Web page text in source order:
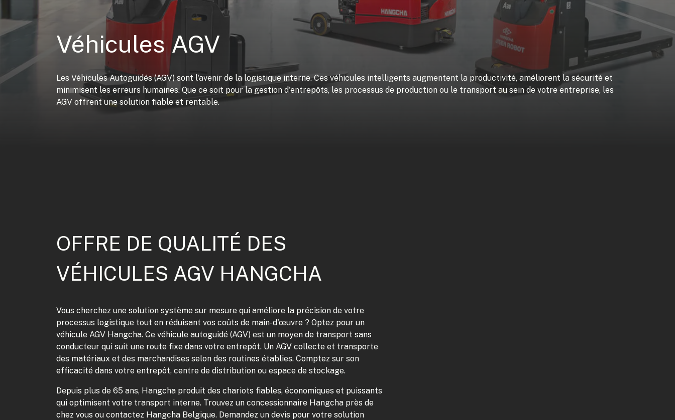
Véhicules AGV
Les Véhicules Autoguidés (AGV) sont l'avenir de la logistique interne. Ces véhicules intelligents augmentent la productivité, améliorent la sécurité et
minimisent les erreurs humaines. Que ce soit pour la gestion d'entrepôts, les processus de production ou le transport au sein de votre entreprise, les
AGV offrent une solution fiable et rentable.
OFFRE DE QUALITÉ DES
VÉHICULES AGV HANGCHA
Vous cherchez une solution système sur mesure qui améliore la précision de votre
processus logistique tout en réduisant vos coûts de main-d'œuvre ? Optez pour un
véhicule AGV Hangcha. Ce véhicule autoguidé (AGV) est un moyen de transport sans
conducteur qui suit une route fixe dans votre entrepôt. Un AGV collecte et transporte
des matériaux et des marchandises selon des routines établies. Comptez sur son
efficacité dans votre entrepôt, centre de distribution ou espace de stockage.
Depuis plus de 65 ans, Hangcha produit des chariots fiables, économiques et puissants
qui optimisent votre transport interne. Trouvez un concessionnaire Hangcha près de
chez vous ou contactez Hangcha Belgique. Demandez un devis pour votre solution